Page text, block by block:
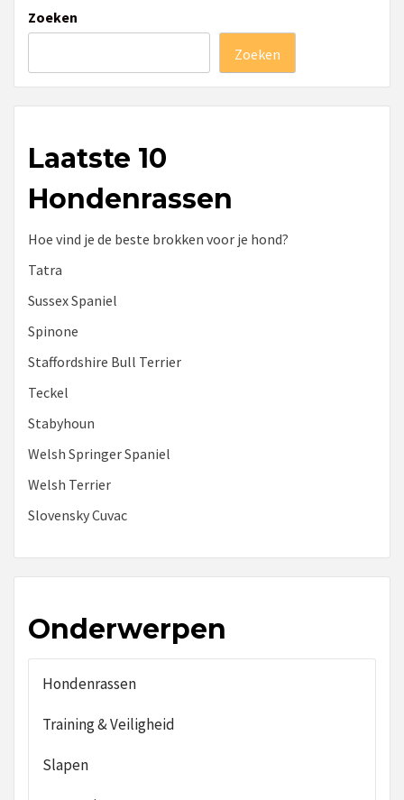
Zoeken
Zoeken
Laatste 10
Hondenrassen
Hoe vind je de beste brokken voor je hond?
Tatra
Sussex Spaniel
Spinone
Staffordshire Bull Terrier
Teckel
Stabyhoun
Welsh Springer Spaniel
Welsh Terrier
Slovensky Cuvac
Onderwerpen
Hondenrassen
Training & Veiligheid
Slapen